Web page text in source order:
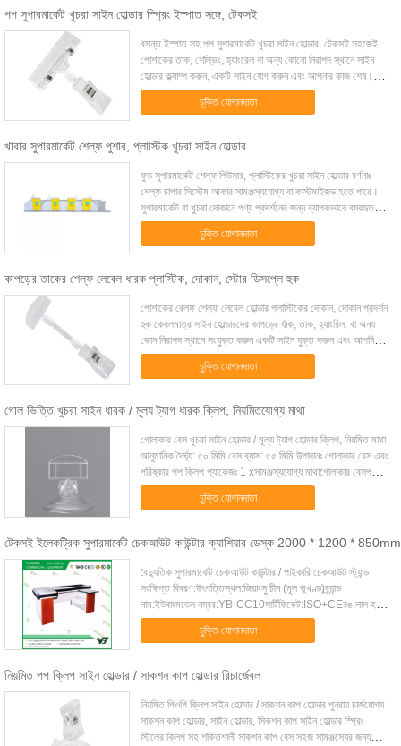
পপ সুপারমার্কেট খুচরা সাইন হোল্ডার স্প্রিং ইস্পাত সঙ্গে, টেকসই
বসন্ত ইস্পাত সহ পপ সুপারমার্কেট খুচরা সাইন হোল্ডার, টেকসই সহজেই
পোশাকের তাক, শেল্ভিং, হ্যাংরেল বা অন্য কোনো নিরাপদ স্থানে সাইন
হোল্ডার ক্ল্যাম্প করুন, একটি সাইন যোগ করুন এবং আপনার কাজ শেষ।
সহজ সমন্বয়ের জন্য এক...
চুক্তি যোগানদাতা
খাবার সুপারমার্কেট শেল্ফ পুশার, প্লাস্টিক খুচরা সাইন হোল্ডার
ফুড সুপারমার্কেট শেল্ফ পিউসার, প্লাস্টিকের খুচরা সাইন হোল্ডার বর্ণনাঃ
শেল্ফ চাপার সিস্টেম আকার সামঞ্জস্যযোগ্য বা কাস্টমাইজড হতে পারে।
সুপারমার্কেট বা খুচরা দোকানে পণ্য প্রদর্শনের জন্য ব্যাপকভাবে ব্যবহৃত
হয়। স...
চুক্তি যোগানদাতা
কাপড়ের তাকের শেল্ফ লেবেল ধারক প্লাস্টিক, দোকান, স্টোর ডিসপ্লে হুক
পোশাকের রেলফ শেল্ফ লেবেল হোল্ডার প্লাস্টিকের দোকান, দোকান প্রদর্শন
হুক কেবলমাত্র সাইন হোল্ডারদের কাপড়ের র্যাক, তাক, হ্যাংরিল, বা অন্য
কোন নিরাপদ স্থানে সংযুক্ত করুন একটি সাইন যুক্ত করুন এবং আপনি
সম্পন্ন করেছেন...
চুক্তি যোগানদাতা
গোল ভিত্তি খুচরা সাইন ধারক / মূল্য ট্যাগ ধারক ক্লিপ, নিয়মিতযোগ্য মাথা
গোলাকার বেস খুচরা সাইন হোল্ডার / মূল্য ট্যাগ হোল্ডার ক্লিপ, নিয়মিত মাথা
আনুমানিক দৈর্ঘ্য: ৫০ মিমি বেস ব্যাস: ৫৫ মিমি উপাদানঃ গোলাকার বেস এবং
পরিষ্কার পপ ক্লিপ প্যাকেজঃ 1 xসামঞ্জস্যযোগ্য মাথাগোলাকার বেসপপ
ক্লি...
চুক্তি যোগানদাতা
টেকসই ইলেকট্রিক সুপারমার্কেট চেকআউট কাউন্টার ক্যাশিয়ার ডেস্ক 2000 * 1200 * 850mm
বৈদ্যুতিক সুপারমার্কেট চেকআউট কাউন্টার / পাইকারি চেকআউট স্ট্যান্ড
সংক্ষিপ্ত বিবরণ:উৎপত্তিস্থল:জিয়াংসু চীন (মূল ভূখণ্ড)ব্র্যান্ড
নাম:ইউবাংমডেল নম্বর:YB-CC10সার্টিফিকেট:ISO+CEরঙ:লাল হলুদ
নীলউপাদান:স্টেইনলেস স্টি...
চুক্তি যোগানদাতা
নিয়মিত পপ ক্লিপ সাইন হোল্ডার / সাকশন কাপ হোল্ডার রিচার্জেবল
নিয়মিত পিওপি ক্লিপ সাইন হোল্ডার / সাকশন কাপ হোল্ডার পুনরায় চার্জযোগ্য
সাকশন কাপ হোল্ডার, সাইন হোল্ডার, সিকশন কাপ সাইন হোল্ডার স্প্রিং
স্টিলের ক্লিপ সহ শক্তিশালী সাকশন কাপ বেস সহজ সামঞ্জস্যের জন্য